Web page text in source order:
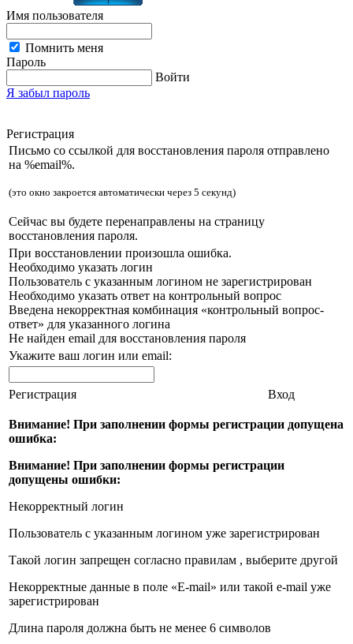
Имя пользователя
Помнить меня
Пароль
Войти
Я забыл пароль
Регистрация
Письмо со ссылкой для восстановления пароля отправлено
на %email%.
(это окно закроется автоматически через 5 секунд)
Сейчас вы будете перенаправлены на страницу
восстановления пароля.
При восстановлении произошла ошибка.
Необходимо указать логин
Пользователь с указанным логином не зарегистрирован
Необходимо указать ответ на контрольный вопрос
Введена некорректная комбинация «контрольный вопрос-
ответ» для указанного логина
Не найден email для восстановления пароля
Укажите ваш логин или email:
Регистрация Вход
Внимание! При заполнении формы регистрации допущена
ошибка:
Внимание! При заполнении формы регистрации
допущены ошибки:
Некорректный логин
Пользователь с указанным логином уже зарегистрирован
Такой логин запрещен согласно правилам , выберите другой
Некорректные данные в поле «E-mail» или такой e-mail уже
зарегистрирован
Длина пароля должна быть не менее 6 символов